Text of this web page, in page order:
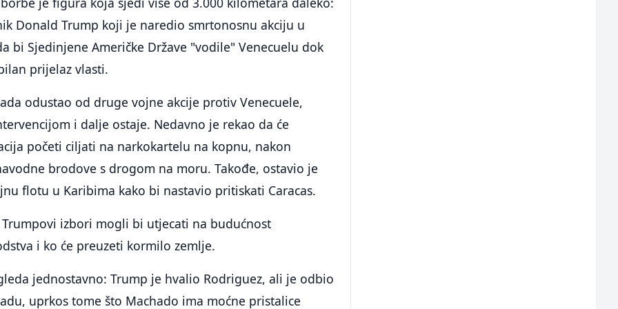
Donald Trump koji je naredio smrtonosnu akciju u
bi Sjedinjene Američke Države "vodile" Venecuelu dok
prijelaz vlasti.
odustao od druge vojne akcije protiv Venecuele,
i dalje ostaje. Nedavno je rekao da će
početi ciljati na narkokartelu na kopnu, nakon
brodove s drogom na moru. Takođe, ostavio je
flotu u Karibima kako bi nastavio pritiskati Caracas.
izbori mogli bi utjecati na budućnost
i ko će preuzeti kormilo zemlje.
jednostavno: Trump je hvalio Rodriguez, ali je odbio
uprkos tome što Machado ima moćne pristalice